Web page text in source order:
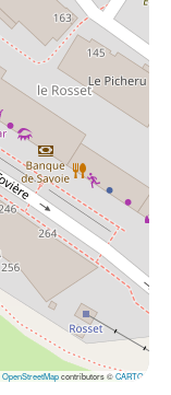
scegliere la
specializzati
per guidarti
tue esigenze.
alla selezione
tuo
OpenStreetMapcontributors ©CARTO